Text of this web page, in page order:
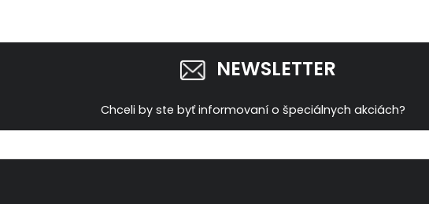
NEWSLETTER
Chceli by ste byť informovaní o špeciálnych akciách?